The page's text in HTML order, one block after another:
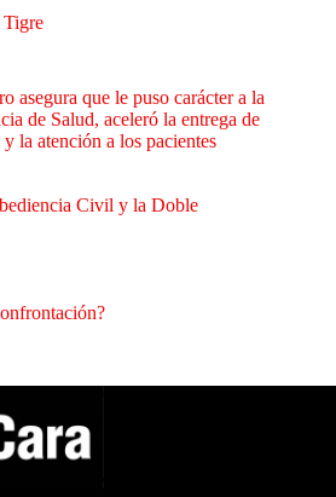
asegura que le puso carácter a la
de Salud, aceleró la entrega de
la atención a los pacientes
Civil y la Doble